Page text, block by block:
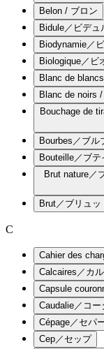
Belon / ブロン
Bidule／ビデュ
Biodynamie／
Biologique／ビ
Blanc de
Blanc de noirs
Bouchage de
Bourbes／ブル
Bouteille／ブテ
Brut nature／
Brut／ブリュッ
C
Cahier des
Calcaires／カ
Capsule
Caudalie／コー
Cépage／セパ
Cep／セップ